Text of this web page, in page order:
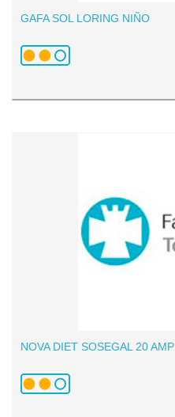
GAFA SOL LORING NIÑO
NOVA DIET SOSEGAL 20 AMP